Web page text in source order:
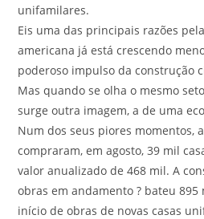
unifamilares.
Eis uma das principais razões
americana já está crescendo
poderoso impulso da construção
Mas quando se olha o mesmo
surge outra imagem, a de uma
Num dos seus piores momentos,
compraram, em agosto, 39 mil
valor anualizado de 468 mil. A
obras em andamento ? bateu
início de obras de novas casas